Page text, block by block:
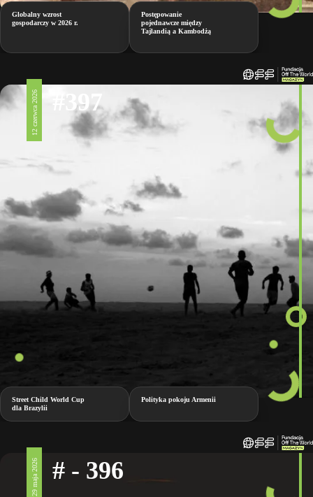
Globalny wzrost
gospodarczy w 2026 r.
Postępowanie
pojednawcze między
Tajlandią a Kambodżą
12 czerwca 2026 #397
Street Child World Cup
dla Brazylii
Polityka pokoju Armenii
29 maja 2026 # - 396